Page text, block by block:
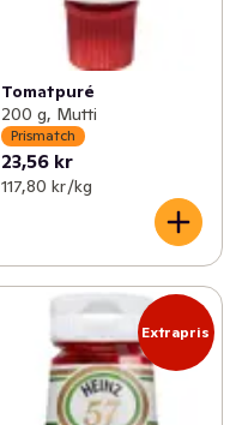
Tomatpuré
200 g, Mutti
Prismatch
23,56 kr
117,80 kr /kg
Extrapris